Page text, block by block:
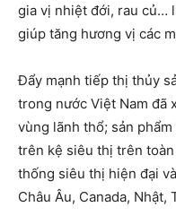
gia vị nhiệt đới, rau củ…
giúp tăng hương vị các
Đẩy mạnh tiếp thị thủy
trong nước Việt Nam đã
vùng lãnh thổ; sản
trên kệ siêu thị trên
thống siêu thị hiện đại
Châu Âu, Canada, Nhật,